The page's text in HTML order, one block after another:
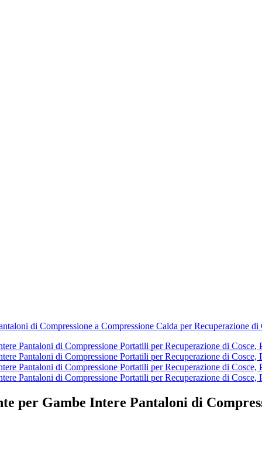
per Gambe Intere Pantaloni di